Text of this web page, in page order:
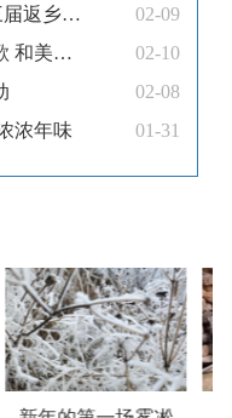
、剪纸、糖画等非遗
浓厚氛围。市实验中
霏：在今天的非遗活动
新春走基层 | 福安举办第三届返乡大学生音乐会
02-09
坂中井口村：打糍粑唱畲歌 和美畲寨年味浓
02-10
02-08
浓年味
01-31